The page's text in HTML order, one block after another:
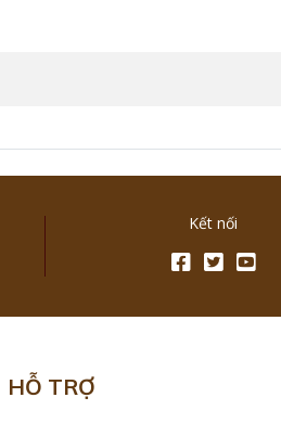
Kết nối
HỖ TRỢ